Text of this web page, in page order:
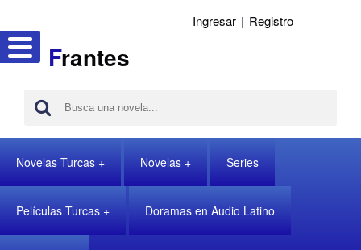
Frantes
Ingresar | Registro
Novelas Turcas Novelas Series
Películas Turcas Doramas en Audio Latino